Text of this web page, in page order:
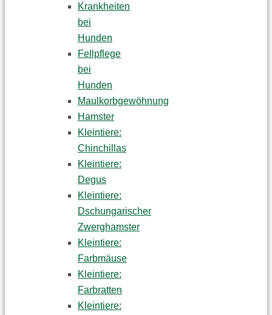
Krankheiten
bei
Hunden
Fellpflege
bei
Hunden
Maulkorbgewöhnung
Hamster
Kleintiere:
Chinchillas
Kleintiere:
Degus
Kleintiere:
Dschungarischer
Zwerghamster
Kleintiere:
Farbmäuse
Kleintiere:
Farbratten
Kleintiere: